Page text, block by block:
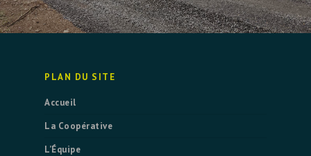
PLAN DU SITE
Accueil
La Coopérative
L’Équipe